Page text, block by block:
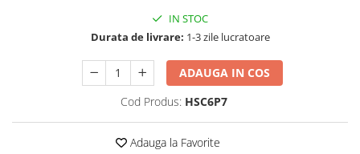
Set Lenjerie De Pat Jacquard Regal,
11 Piese, Cuvertura Inclusa
Lenjerii De Pat, Finet Premium, 1
Lenjerii De Pat Damasc 1 Persoana
Lenjerii De Pat, Imprimeu 3D, 1
IN STOC
Durata de livrare: 1-3 zile lucratoare
ADAUGA IN COS
Cod Produs: HSC6P7
Adauga la Favorite